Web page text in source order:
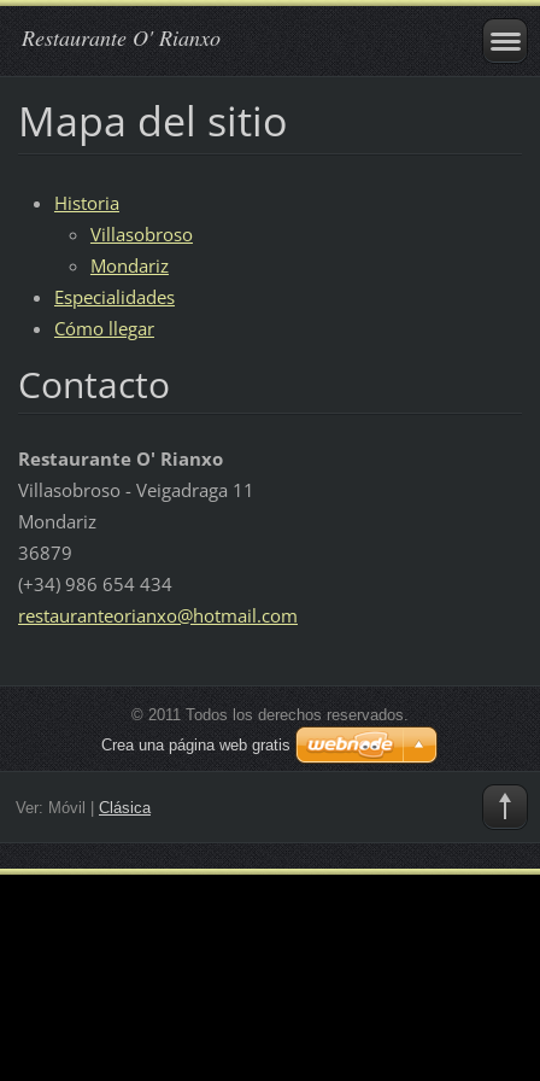
Restaurante O' Rianxo
Mapa del sitio
Historia
Villasobroso
Mondariz
Especialidades
Cómo llegar
Contacto
Restaurante O' Rianxo
Villasobroso - Veigadraga 11
Mondariz
36879
(+34) 986 654 434
restauranteorianxo@hotmail.com
© 2011 Todos los derechos reservados.
Crea una página web gratis
Ver: Móvil Clásica